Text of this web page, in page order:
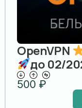
OpenVPN
до 02/
500 ₽